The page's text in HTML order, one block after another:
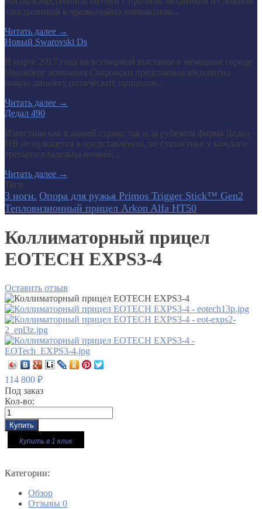
электроникой в чрезвычайно компактном...
Читать далее →
Новый Swarovski Ds
В марте 2017 года на всемирной выставке в немецком городе
Нюрнберг компания Сваровски представила абсолютно
новую линейку оптических прицелов...
Читать далее →
Дедал 490
Известная как в нашей стране так и за рубежом фирма Дедал-
НВ не нуждается в представлении, по статистике у каждого
третьего владельца ночной...
Читать далее →
Теги
3 ноги. Опора для ружья Primos Trigger Stick™ Gen2
Тепловизионный прицел Arkon Alfa HT50
Коллиматорный прицел
EOTECH EXPS3-4
Оставить отзыв
114 800 ₽
Под заказ
Кол-во:
Купить в 1 клик
Категории:
Обзор
Отзывы 0